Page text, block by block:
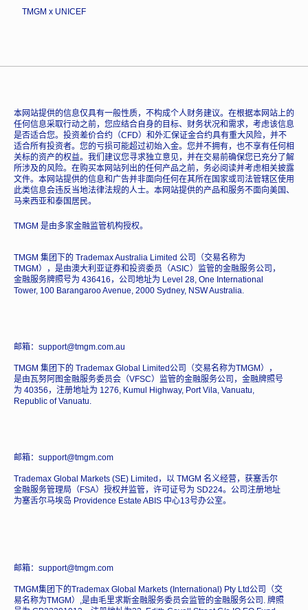
TMGM x UNICEF
本网站提供的信息仅具有一般性质，不构成个人财务建议。在根据本网站上的
任何信息采取行动之前，您应结合自身的目标、财务状况和需求，考虑该信息
是否适合您。投资差价合约（CFD）和外汇保证金合约具有重大风险，并不
适合所有投资者。您的亏损可能超过初始入金。您并不拥有，也不享有任何相
关标的资产的权益。我们建议您寻求独立意见，并在交易前确保您已充分了解
所涉及的风险。在购买本网站列出的任何产品之前，务必阅读并考虑相关披露
文件。本网站提供的信息和广告并非面向任何在其所在国家或司法管辖区使用
此类信息会违反当地法律法规的人士。本网站提供的产品和服务不面向美国、
马来西亚和泰国居民。
TMGM 是由多家金融监管机构授权。
TMGM 集团下的 Trademax Australia Limited 公司（交易名称为
TMGM），是由澳大利亚证券和投资委员（ASIC）监管的金融服务公司，
金融服务牌照号为 436416，公司地址为 Level 28, One International
Tower, 100 Barangaroo Avenue, 2000 Sydney, NSW Australia.
邮箱：support@tmgm.com.au
TMGM 集团下的 Trademax Global Limited公司（交易名称为TMGM），
是由瓦努阿图金融服务委员会（VFSC）监管的金融服务公司，金融牌照号
为 40356，注册地址为 1276, Kumul Highway, Port Vila, Vanuatu,
Republic of Vanuatu.
邮箱：support@tmgm.com
Trademax Global Markets (SE) Limited，以 TMGM 名义经营，获塞舌尔
金融服务管理局（FSA）授权并监管，许可证号为 SD224。公司注册地址
为塞舌尔马埃岛 Providence Estate ABIS 中心13号办公室。
邮箱：support@tmgm.com
TMGM集团下的Trademax Global Markets (International) Pty Ltd公司（交
易名称为TMGM）,是由毛里求斯金融服务委员会监管的金融服务公司. 牌照